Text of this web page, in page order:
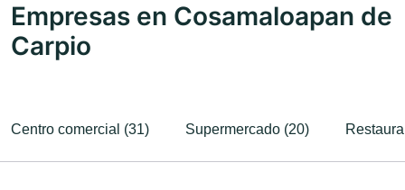
Empresas en Cosamaloapan de
Carpio
Centro comercial (31) Supermercado (20)